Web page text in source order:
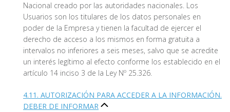
Nacional creado por las autoridades nacionales. Los
Usuarios son los titulares de los datos personales en
poder de la Empresa y tienen la facultad de ejercer el
derecho de acceso a los mismos en forma gratuita a
intervalos no inferiores a seis meses, salvo que se acredite
un interés legítimo al efecto conforme los establecido en el
artículo 14 inciso 3 de la Ley Nº 25.326.
4.11. AUTORIZACIÓN PARA ACCEDER A LA INFORMACIÓN.
DEBER DE INFORMAR